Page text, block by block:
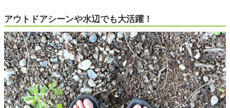
アウトドアシーンや水辺でも大活躍！